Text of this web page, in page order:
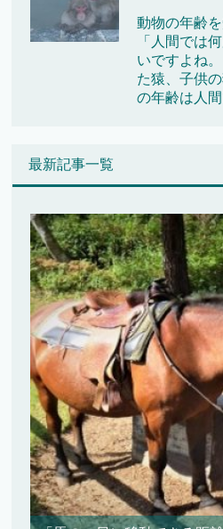
動物の年齢
「人間では
いですよね
た猿、子供
の年齢は人
最新記事一覧